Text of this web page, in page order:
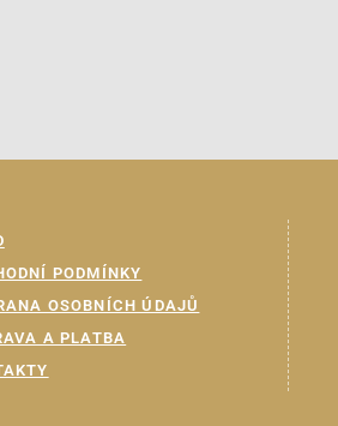
PODMÍNKY
OSOBNÍCH ÚDAJŮ
A PLATBA